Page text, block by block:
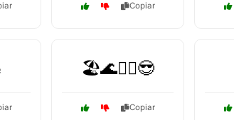
Copiar
🏖️🌊🏄‍♂️😎
Copiar